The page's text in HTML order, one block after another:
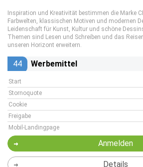
Inspiration und Kreativität bestimmen die Marke
Farbwelten, klassischen Motiven und modernen
Leidenschaft für Kunst, Kultur und schöne
Themen sind Lesen und Schreiben und das
unseren Horizont erweitern.
44 Werbemittel
Start
Stornoquote
Cookie
Freigabe
Mobil-Landingpage
Anmelden
Details